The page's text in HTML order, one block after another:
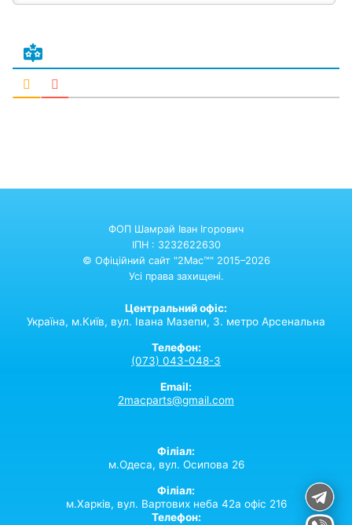
ФОП Шамрай Іван Ігорович
ІПН : 3232622630
© Офіційний сайт "2Mac™" 2015–2026
Усі права захищені.
Центральний офіс:
Україна, м.Київ, вул. Івана Мазепи, 3. метро Арсенальна
Телефон:
(073) 043-048-3
Email:
2macparts@gmail.com
Філіал:
м.Одеса, вул. Осипова 26
Філіал:
м.Харків, вул. Вартових неба 42а офіс 216
Телефон: